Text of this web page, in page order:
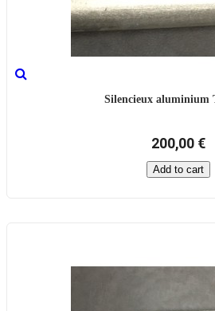
Silencieux aluminium
200,00 €
Add to cart